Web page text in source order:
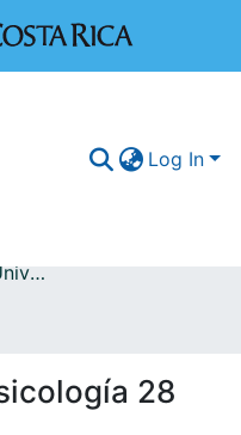
Log In
Publicaciones de la Universidad de Costa Rica
28